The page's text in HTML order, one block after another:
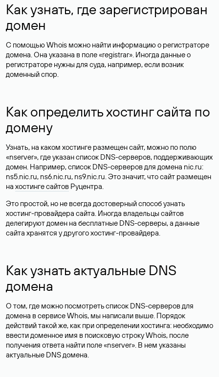
Как узнать, где зарегистрирован
домен
С помощью Whois можно найти информацию о регистраторе
домена. Она указана в поле «registrar». Иногда данные о
регистраторе нужны для суда, например, если возник
доменный спор.
Как определить хостинг сайта по
домену
Узнать, на каком хостинге размещен сайт, можно по полю
«nserver», где указан список DNS-серверов, поддерживающих
домен. Например, список DNS-серверов для домена nic.ru:
ns5.nic.ru, ns6.nic.ru, ns9.nic.ru. Это значит, что сайт размещен
на хостинге сайтов Руцентра.
Это простой, но не всегда достоверный способ узнать
хостинг-провайдера сайта. Иногда владельцы сайтов
делегируют домен на бесплатные DNS-серверы, а данные
сайта хранятся у другого хостинг-провайдера.
Как узнать актуальные DNS
домена
О том, где можно посмотреть список DNS-серверов для
домена в сервисе Whois, мы написали выше. Порядок
действий такой же, как при определении хостинга: необходимо
ввести доменное имя в поисковую строку Whois, после
получения ответа найти поле «nserver». В нем указаны
актуальные DNS домена.